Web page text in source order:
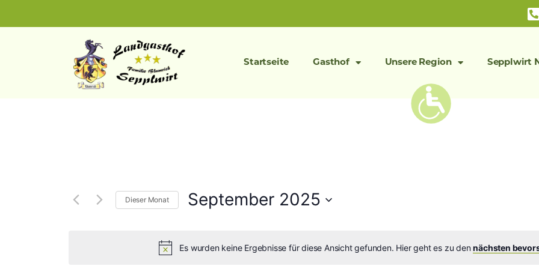
Startseite Gasthof Unsere Region Sepplwirt
Es wurden keine Ergebnisse für diese Ansicht gefunden. Hier geht es zu dennächsten
Dieser Monat September 2025